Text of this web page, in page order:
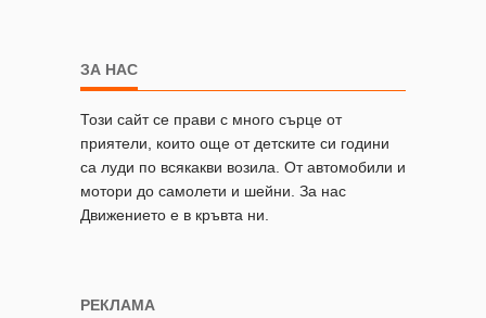
ЗА НАС
Този сайт се прави с много сърце от
приятели, които още от детските си години
са луди по всякакви возила. От автомобили и
мотори до самолети и шейни. За нас
Движението е в кръвта ни.
РЕКЛАМА